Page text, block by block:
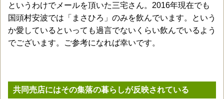
というわけでメールを頂いた三宅さん。2016年現在でも
国頭村安波では「まさひろ」のみを飲んでいます。という
か愛しているといっても過言でないくらい飲んでいるよう
でございます。ご参考になれば幸いです。
共同売店にはその集落の暮らしが反映されている